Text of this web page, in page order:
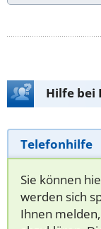
Hilfe bei
Telefonhilfe
Sie können
werden sich
Ihnen